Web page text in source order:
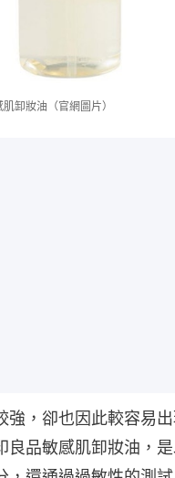
卸妝油（官網圖片）
強，卻也因此較容易
良品敏感肌卸妝油，